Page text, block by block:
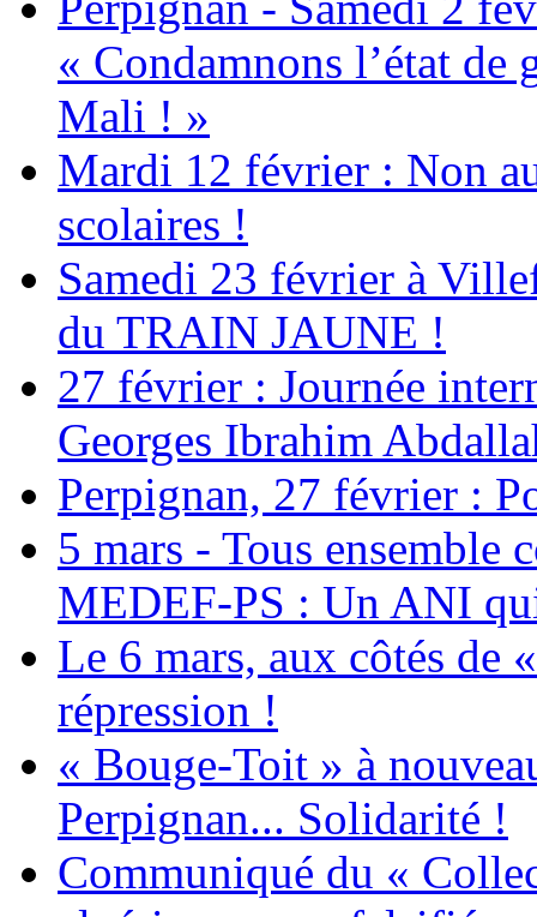
« Condamnons l’état de
Mali ! »
Mardi 12 février : Non
scolaires !
Samedi 23 février à
du TRAIN JAUNE !
27 février : Journée
Georges Ibrahim
Perpignan, 27 février :
5 mars - Tous ensemble
MEDEF-PS : Un ANI
Le 6 mars, aux côtés de
répression !
« Bouge-Toit » à
Perpignan... Solidarité !
Communiqué du «